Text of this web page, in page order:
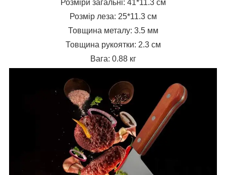
Розміри загальні: 41*11.3 см
Розмір леза: 25*11.3 см
Товщина металу: 3.5 мм
Товщина рукоятки: 2.3 см
Вага: 0.88 кг